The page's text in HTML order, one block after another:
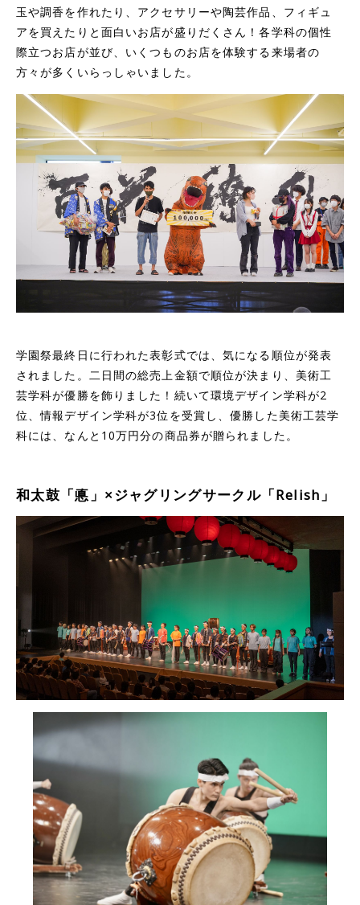
玉や調香を作れたり、アクセサリーや陶芸作品、フィギュ
アを買えたりと面白いお店が盛りだくさん！各学科の個性
際立つお店が並び、いくつものお店を体験する来場者の
方々が多くいらっしゃいました。
学園祭最終日に行われた表彰式では、気になる順位が発表
されました。二日間の総売上金額で順位が決まり、美術工
芸学科が優勝を飾りました！続いて環境デザイン学科が2
位、情報デザイン学科が3位を受賞し、優勝した美術工芸学
科には、なんと10万円分の商品券が贈られました。
和太鼓「悳」×ジャグリングサークル「Relish」